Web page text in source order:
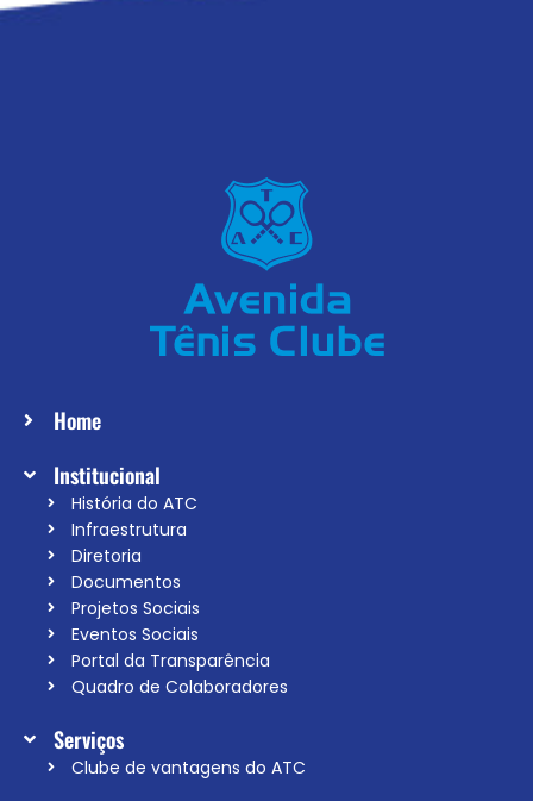
Home
Institucional
História do ATC
Infraestrutura
Diretoria
Documentos
Projetos Sociais
Eventos Sociais
Portal da Transparência
Quadro de Colaboradores
Serviços
Clube de vantagens do ATC